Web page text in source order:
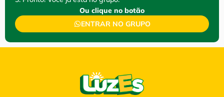
Ou clique no botão
ENTRAR NO GRUPO